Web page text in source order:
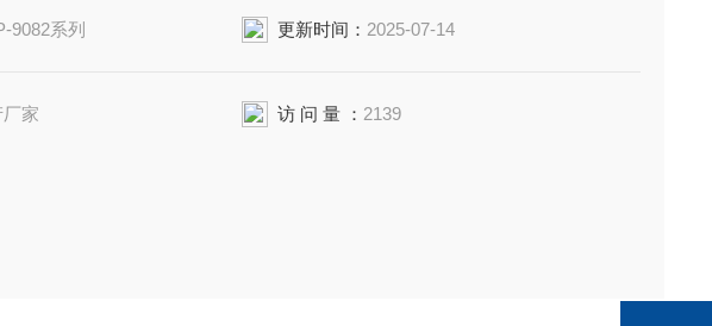
9082系列 更新时间： 2025-07-14
家 访 问 量 ： 2139